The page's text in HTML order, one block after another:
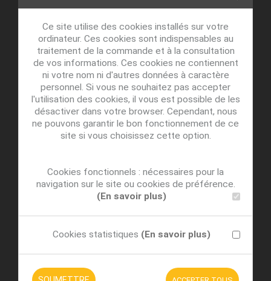
Ce site utilise des cookies installés sur votre
ordinateur. Ces cookies sont indispensables au
traitement de la commande et à la consultation
de vos informations. Ces cookies ne contiennent
ni votre nom ni d'autres données à caractère
personnel. Si vous ne souhaitez pas accepter
l'utilisation des cookies, il vous est possible de les
désactiver dans votre browser. Cependant, nous
ne pouvons garantir le bon fonctionnement de ce
site si vous choisissez cette option.
Cookies fonctionnels : nécessaires pour la
navigation sur le site ou cookies de préférence.
(En savoir plus)
Cookies statistiques (En savoir plus)